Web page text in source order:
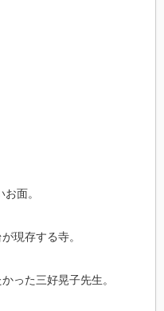
面。
現存する寺。
った三好晃子先生。